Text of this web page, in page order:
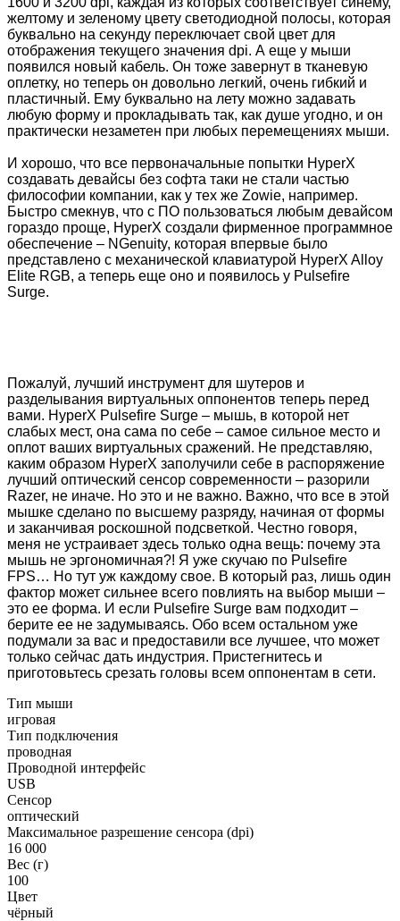
желтому и зеленому цвету светодиодной полосы, которая
буквально на секунду переключает свой цвет для
отображения текущего значения dpi. А еще у мыши
появился новый кабель. Он тоже завернут в тканевую
оплетку, но теперь он довольно легкий, очень гибкий и
пластичный. Ему буквально на лету можно задавать
любую форму и прокладывать так, как душе угодно, и он
практически незаметен при любых перемещениях мыши.
И хорошо, что все первоначальные попытки HyperX
создавать девайсы без софта таки не стали частью
философии компании, как у тех же Zowie, например.
Быстро смекнув, что с ПО пользоваться любым девайсом
гораздо проще, HyperX создали фирменное программное
обеспечение – NGenuity, которая впервые было
представлено с механической клавиатурой HyperX Alloy
Elite RGB, а теперь еще оно и появилось у Pulsefire
Surge.
Пожалуй, лучший инструмент для шутеров и
разделывания виртуальных оппонентов теперь перед
вами. HyperX Pulsefire Surge – мышь, в которой нет
слабых мест, она сама по себе – самое сильное место и
оплот ваших виртуальных сражений. Не представляю,
каким образом HyperX заполучили себе в распоряжение
лучший оптический сенсор современности – разорили
Razer, не иначе. Но это и не важно. Важно, что все в этой
мышке сделано по высшему разряду, начиная от формы
и заканчивая роскошной подсветкой. Честно говоря,
меня не устраивает здесь только одна вещь: почему эта
мышь не эргономичная?! Я уже скучаю по Pulsefire
FPS… Но тут уж каждому свое. В который раз, лишь один
фактор может сильнее всего повлиять на выбор мыши –
это ее форма. И если Pulsefire Surge вам подходит –
берите ее не задумываясь. Обо всем остальном уже
подумали за вас и предоставили все лучшее, что может
только сейчас дать индустрия. Пристегнитесь и
приготовьтесь срезать головы всем оппонентам в сети.
Тип мыши
игровая
Тип подключения
проводная
Проводной интерфейс
USB
Сенсор
оптический
Максимальное разрешение сенсора (dpi)
16 000
Вес (г)
100
Цвет
чёрный